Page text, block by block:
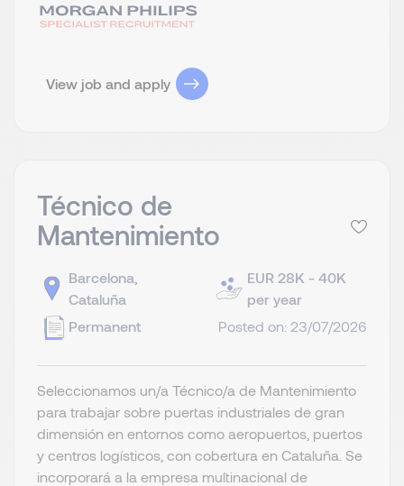
View job and apply
Técnico de
Mantenimiento
Barcelona,
Cataluña
Permanent
EUR 28K - 40K
per year
Posted on: 23/07/2026
Seleccionamos un/a Técnico/a de Mantenimiento
para trabajar sobre puertas industriales de gran
dimensión en entornos como aeropuertos, puertos
y centros logísticos, con cobertura en Cataluña. Se
incorporará a la empresa multinacional de